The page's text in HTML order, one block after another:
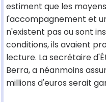
estiment que les
l'accompagnement et
n'existent pas ou sont
conditions, ils avaient
lecture. La secrétaire
Berra, a néanmoins
millions d'euros serait